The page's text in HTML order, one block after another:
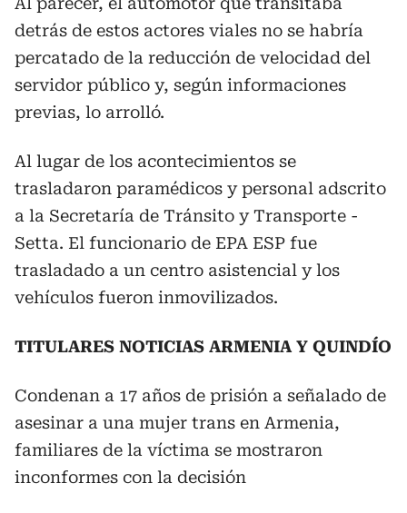
detrás de estos actores viales no se habría
percatado de la reducción de velocidad del
servidor público y, según informaciones
previas, lo arrolló.
Al lugar de los acontecimientos se
trasladaron paramédicos y personal adscrito
a la Secretaría de Tránsito y Transporte -
Setta. El funcionario de EPA ESP fue
trasladado a un centro asistencial y los
vehículos fueron inmovilizados.
TITULARES NOTICIAS ARMENIA Y QUINDÍO
Condenan a 17 años de prisión a señalado de
asesinar a una mujer trans en Armenia,
familiares de la víctima se mostraron
inconformes con la decisión